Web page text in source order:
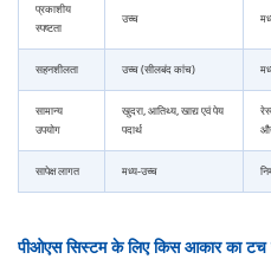
प्रकाशीय
स्पष्टता
उच्च
सहनशीलता उच्च (सीलबंद कांच)
सामान्य
उपयोग
खुदरा, आतिथ्य, खाद्य एवं पेय
पदार्थ
सापेक्ष लागत मध्य-उच्च
पीओएस सिस्टम के लिए किस आकार का टच